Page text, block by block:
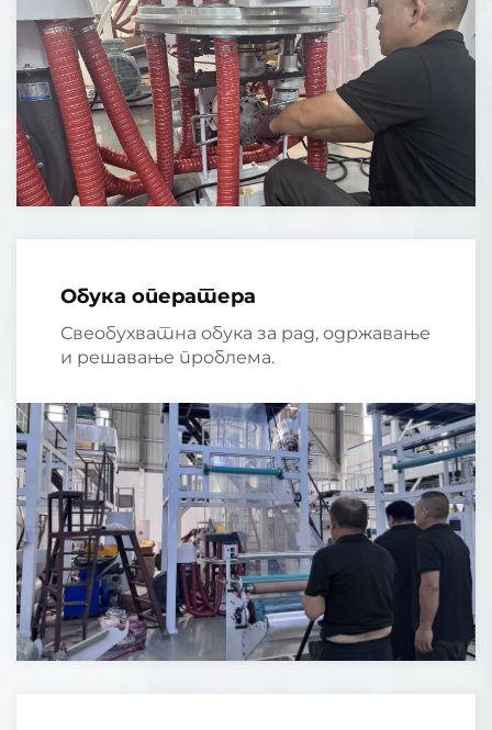
Обука оператера
Свеобухватна обука за рад, одржавање
и решавање проблема.